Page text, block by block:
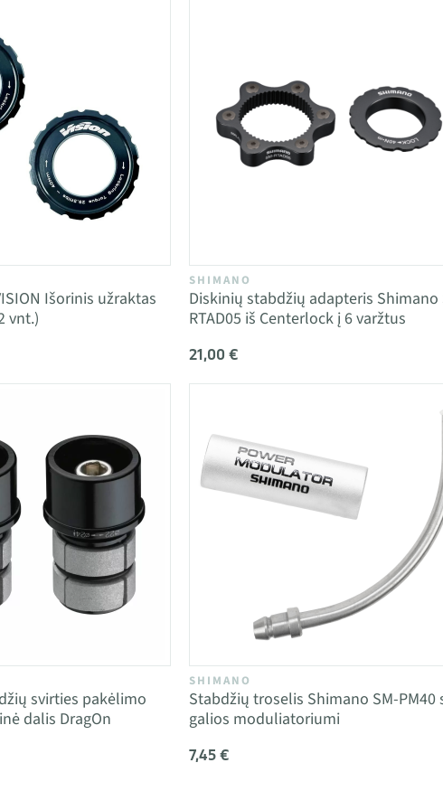
Išorinis užraktas
vnt.)
SHIMANO
Diskinių stabdžių adapteris Shimano
RTAD05 iš Centerlock į 6 varžtus
21,00 €
svirties pakėlimo
dalis DragOn
SHIMANO
Stabdžių troselis Shimano SM-PM40
galios moduliatoriumi
7,45 €